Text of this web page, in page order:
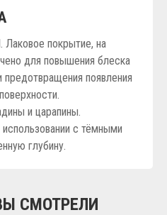
Лаковое покрытие, на
для повышения блеска
появления
и царапины.
с тёмными
глубину.
СМОТРЕЛИ